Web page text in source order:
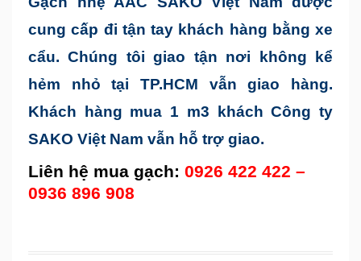
cung cấp đi tận tay khách hàng bằng xe
cẩu. Chúng tôi giao tận nơi không kể
hẻm nhỏ tại TP.HCM vẫn giao hàng.
Khách hàng mua 1 m3 khách Công ty
SAKO Việt Nam vẫn hỗ trợ giao.
Liên hệ mua gạch: 0926 422 422 –
0936 896 908